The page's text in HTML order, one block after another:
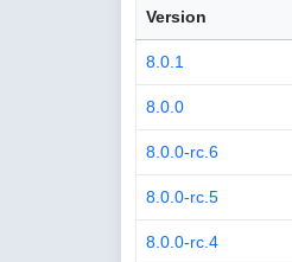
Version
8.0.1
8.0.0
8.0.0-rc.6
8.0.0-rc.5
8.0.0-rc.4